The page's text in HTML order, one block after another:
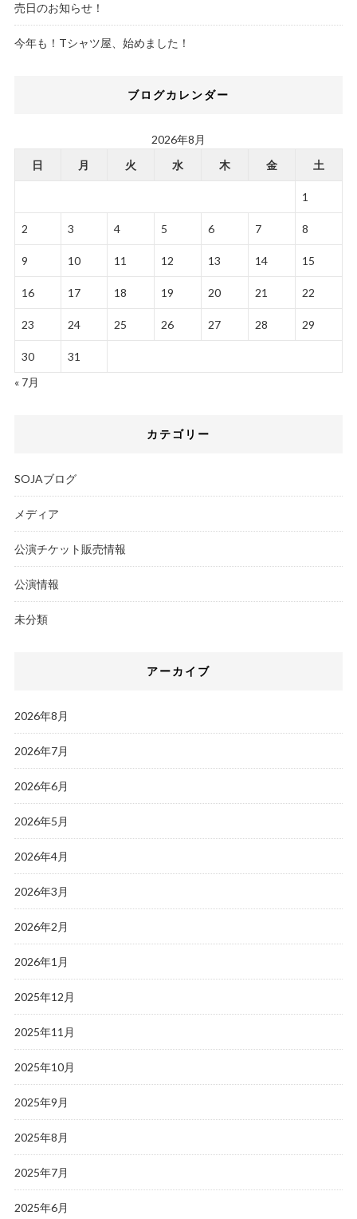
売日のお知らせ！
今年も！Tシャツ屋、始めました！
ブログカレンダー
2026年8月
日
月 火 水 木 金 土
1
2 3 4 5 6 7 8
9 10 11 12 13 14 15
16 17 18 19 20 21 22
23 24 25 26 27 28 29
30
31
« 7月
カテゴリー
SOJAブログ
メディア
公演チケット販売情報
公演情報
未分類
アーカイブ
2026年8月
2026年7月
2026年6月
2026年5月
2026年4月
2026年3月
2026年2月
2026年1月
2025年12月
2025年11月
2025年10月
2025年9月
2025年8月
2025年7月
2025年6月